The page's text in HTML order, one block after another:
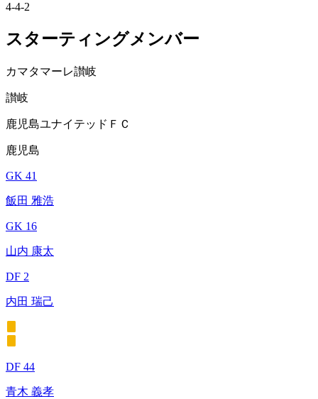
4-4-2
スターティングメンバー
カマタマーレ讃岐
讃岐
鹿児島ユナイテッドＦＣ
鹿児島
GK 41
飯田 雅浩
GK 16
山内 康太
DF 2
内田 瑞己
DF 44
青木 義孝